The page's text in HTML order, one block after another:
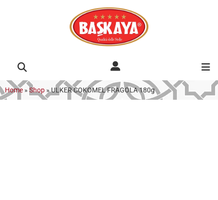
Home » Shop »ULKER COKOMEL FRAGOLA 180g